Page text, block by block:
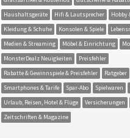
Haushaltsgeräte
Hifi & Lautsprecher Hobby
Kleidung & Schuhe
Konsolen & Spiele
Medien & Streaming
Möbel & Einrichtung
MonsterDealz Neuigkeiten
Preisfehler
Rabatte & Gewinnspiele & Preisfehler
Ratgeber
Smartphones & Tarife
Spar-Abo Spielwaren
Urlaub, Reisen, Hotel & Flüge
Versicherungen
Zeitschriften & Magazine